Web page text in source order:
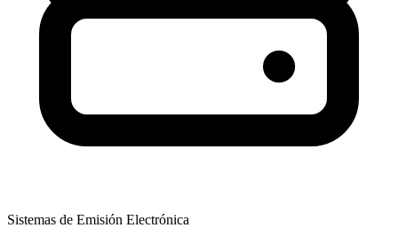
Sistemas de Emisión Electrónica